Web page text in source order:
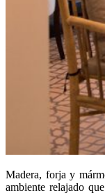
Madera, forja y
ambiente relajado